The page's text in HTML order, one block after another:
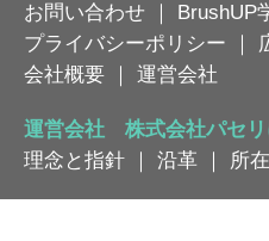
お問い合わせ ｜ BrushUP
プライバシーポリシー ｜
会社概要 ｜ 運営会社
運営会社 株式会社パセリ
理念と指針 ｜ 沿革 ｜ 所